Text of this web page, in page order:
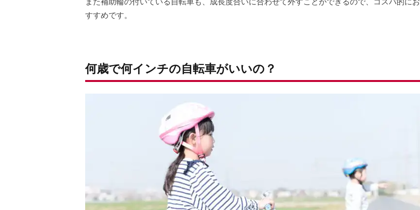
すすめです。
何歳で何インチの自転車がいいの？